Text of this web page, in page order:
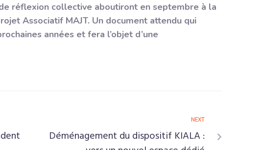
réflexion collective aboutiront en septembre à la
Associatif MAJT. Un document attendu qui
années et fera l’objet d’une
NEXT
Déménagement du dispositif KIALA :